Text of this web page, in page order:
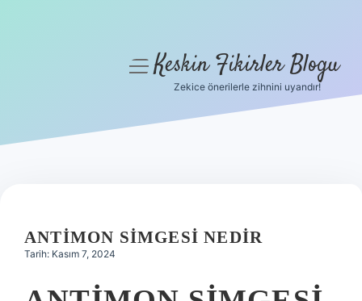
Hakkımızda
menüyüKeskin Fikirler Blogu
Zekice önerilerle zihnini uyandır!
ANTIMON SIMGESI NEDIR
Tarih: Kasım 7, 2024